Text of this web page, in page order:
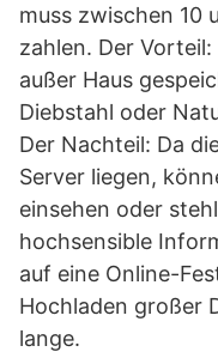
muss zwischen 10
zahlen. Der
außer Haus
Diebstahl oder
Der Nachteil: Da
Server liegen,
einsehen oder
hochsensible
auf eine Online-
Hochladen großer
lange.